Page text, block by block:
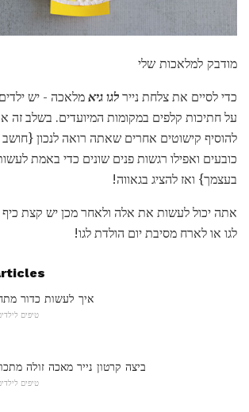
מודבק למלאכות שלי
כדי לסיים את צלחת נייר לגו גיא מלאכה - יש
על חתיכות קלפים במקומות המיועדים. בשלב זה
להוסיף קישוטים אחרים שאתה רואה לנכון
כובעים ואפילו רגשות פנים שונים כדי באמת
בעצמך} ואז להציג בגאווה!
אתה יכול לעשות את אלה ולאחר מכן יש קצת
לגו או לארח מסיבת יום הולדת לגו!
איך לעשות כדור
טיפים
ביצה קרטון נייר מאכה זולה
טיפים